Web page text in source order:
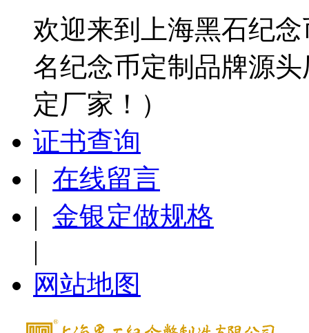
欢迎来到上海黑石纪
名纪念币定制品牌源
定厂家！）
证书查询
| 在线留言
| 金银定做规格
|
网站地图